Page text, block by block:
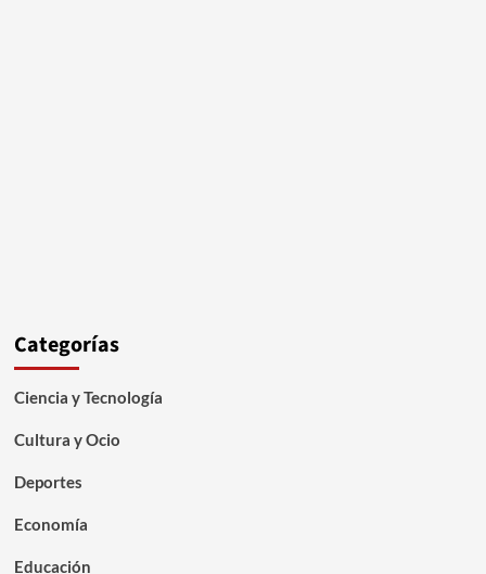
Categorías
Ciencia y Tecnología
Cultura y Ocio
Deportes
Economía
Educación